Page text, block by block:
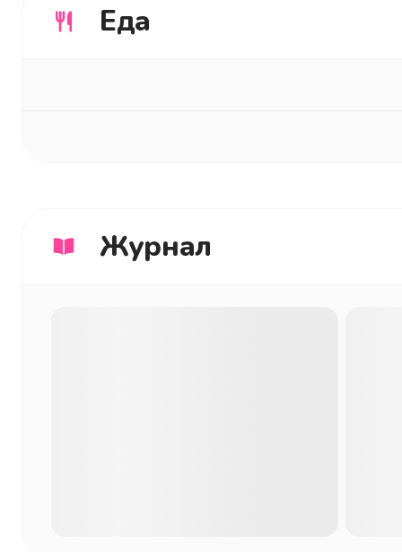
Еда
Журнал